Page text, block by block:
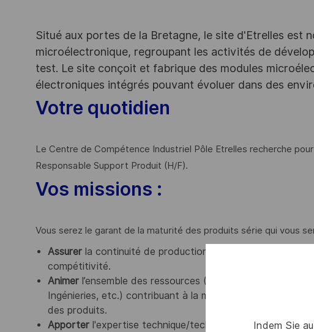
Indem Sie
Situé aux portes de la Bretagne, le site d'Etrelles est
microélectronique, regroupant les activités de
test. Le site conçoit et fabrique des modules
électroniques intégrés pouvant évoluer dans des
Votre quotidien
Le Centre de Compétence Industriel Pôle Etrelles recherche
Responsable Support Produit (H/F).
Vos missions :
Vous serez le garant de la maturité des produits série qui vous
Assurer la continuité de production et contribuer
compétitivité.
Animer l’ensemble des ressources (Ingénieur Soutien
Ingénieries, etc.) contribuant à la maturité des produits et
des produits.
Apporter l'expertise technique/technologique auprès